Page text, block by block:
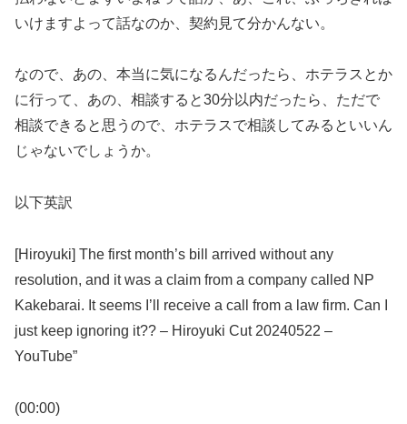
いけますよって話なのか、契約見て分かんない。
なので、あの、本当に気になるんだったら、ホテラスとか
に行って、あの、相談すると30分以内だったら、ただで
相談できると思うので、ホテラスで相談してみるといいん
じゃないでしょうか。
以下英訳
[Hiroyuki] The first month’s bill arrived without any
resolution, and it was a claim from a company called NP
Kakebarai. It seems I’ll receive a call from a law firm. Can I
just keep ignoring it?? – Hiroyuki Cut 20240522 –
YouTube”
(00:00)